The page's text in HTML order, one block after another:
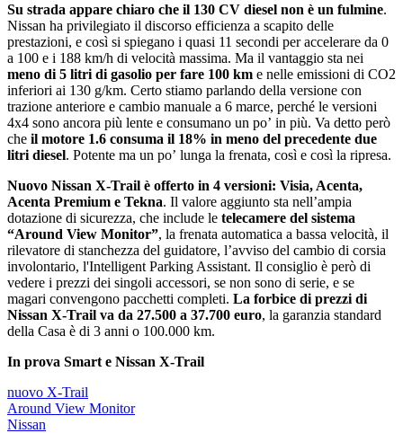
Su strada appare chiaro che il 130 CV diesel non è un fulmine.
Nissan ha privilegiato il discorso efficienza a scapito delle
prestazioni, e così si spiegano i quasi 11 secondi per accelerare da 0
a 100 e i 188 km/h di velocità massima. Ma il vantaggio sta nei
meno di 5 litri di gasolio per fare 100 km e nelle emissioni di CO2
inferiori ai 130 g/km. Certo stiamo parlando della versione con
trazione anteriore e cambio manuale a 6 marce, perché le versioni
4x4 sono ancora più lente e consumano un poʼ in più. Va detto però
che il motore 1.6 consuma il 18% in meno del precedente due
litri diesel. Potente ma un poʼ lunga la frenata, così e così la ripresa.
Nuovo Nissan X-Trail è offerto in 4 versioni: Visia, Acenta,
Acenta Premium e Tekna. Il valore aggiunto sta nellʼampia
dotazione di sicurezza, che include le telecamere del sistema
“Around View Monitor”, la frenata automatica a bassa velocità, il
rilevatore di stanchezza del guidatore, lʼavviso del cambio di corsia
involontario, l'Intelligent Parking Assistant. Il consiglio è però di
vedere i prezzi dei singoli accessori, se non sono di serie, e se
magari convengono pacchetti completi. La forbice di prezzi di
Nissan X-Trail va da 27.500 a 37.700 euro, la garanzia standard
della Casa è di 3 anni o 100.000 km.
In prova Smart e Nissan X-Trail
nuovo X-Trail
Around View Monitor
Nissan